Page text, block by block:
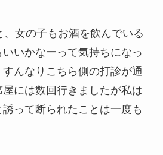
女の子もお酒を飲んでいる
いかなーって気持ちになっ
んなりこちら側の打診が通
には数回行きましたが私は
って断られたことは一度も